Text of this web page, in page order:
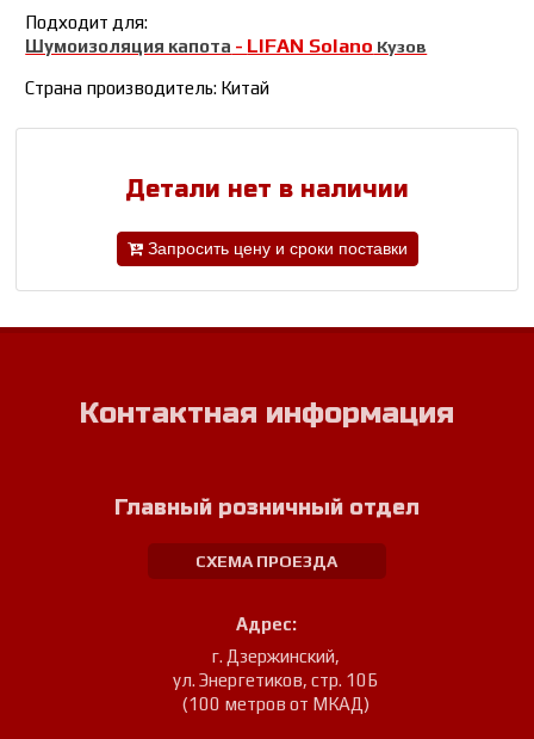
Подходит для:
Шумоизоляция капота - LIFAN Solano Кузов
Страна производитель: Китай
Детали нет в наличии
Запросить цену и сроки поставки
Контактная информация
Главный розничный отдел
СХЕМА ПРОЕЗДА
Адрес:
г. Дзержинский,
ул. Энергетиков, стр. 10Б
(100 метров от МКАД)